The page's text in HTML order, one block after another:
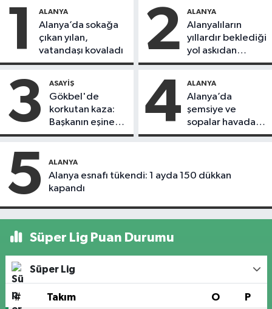
1 ALANYA
Alanya’da sokağa
çıkan yılan,
vatandaşı kovaladı
2 ALANYA
Alanyalıların
yıllardır beklediği
yol askıdan
döndü
3 ASAYIŞ
Gökbel'de
korkutan kaza:
Başkanın eşine
motosiklet çarptı
4 ALANYA
Alanya’da
şemsiye ve
sopalar havada
uçuştu
5 ALANYA
Alanya esnafı tükendi: 1 ayda 150 dükkan
kapandı
Süper Lig Puan Durumu
Süper Lig
# Takım O P